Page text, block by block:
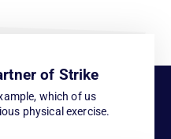
of Strike
which of us
physical exercise.